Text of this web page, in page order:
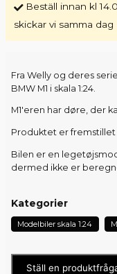
Beställ innan kl
skickar vi samma dag
Fra Welly og deres
BMW M1 i skala 1:24.
M1'eren har døre, der
Produktet er fremstillet
Bilen er en
dermed ikke er
Kategorier
Modelbiler skala 1:24
Ställ en